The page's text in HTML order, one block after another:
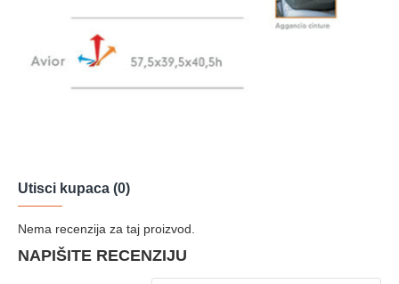
Utisci kupaca (0)
Nema recenzija za taj proizvod.
NAPIŠITE RECENZIJU